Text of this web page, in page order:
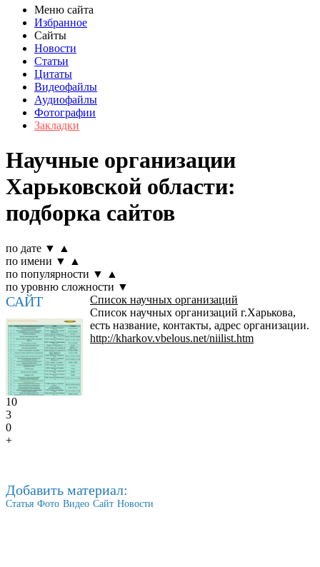
Меню сайта
Избранное
Сайты
Новости
Статьи
Цитаты
Видеофайлы
Аудиофайлы
Фотографии
Закладки
Научные организации
Харьковской области:
подборка сайтов
по дате ▼
▲
по имени ▼
▲
по популярности ▼
▲
по уровню сложности ▼
САЙТ
Список научных организаций
Список научных организаций г.Харькова,
есть название, контакты, адрес организации.
http://kharkov.vbelous.net/niilist.htm
10
3
0
+
Добавить материал:
Статья Фото Видео Сайт Новости